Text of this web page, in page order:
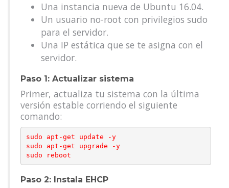
Una instancia nueva de Ubuntu 16.04.
Un usuario no-root con privilegios sudo
para el servidor.
Una IP estática que se te asigna con el
servidor.
Paso 1: Actualizar sistema
Primer, actualiza tu sistema con la última
versión estable corriendo el siguiente
comando:
sudo apt-get update -y
sudo apt-get upgrade -y
Paso 2: Instala EHCP